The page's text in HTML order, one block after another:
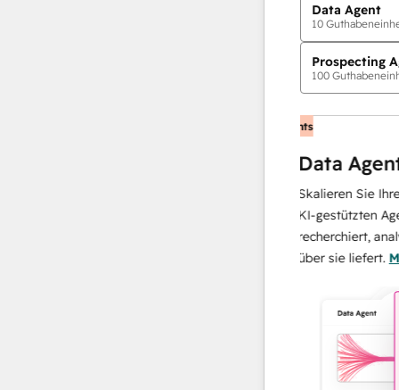
Data Agent
10
Prospecting
100
Data Agent
Skalieren Sie Ihrer
KI-gestützten Agent, der
recherchiert, analysiert
über sie liefert.Mehr